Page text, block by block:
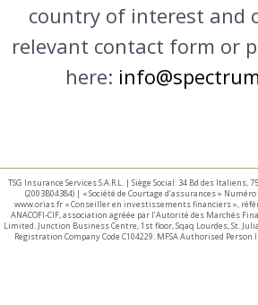
country of interest and
relevant contact form or
here:
TSG Insurance Services S.A.R.L. | Siège Social: 34 Bd des Italiens,
(2003B04384) | « Société de Courtage d’assurances »
www.orias.fr « Conseiller en investissements financiers »,
ANACOFI-CIF, association agréée par l’Autorité des Marchés
Limited. Junction Business Centre, 1st floor, Sqaq Lourdes, St.
Registration Company Code C104229. MFSA Authorised Person